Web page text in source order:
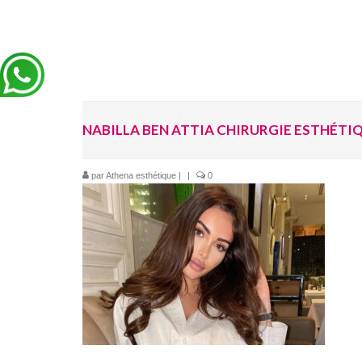
NABILLA BEN ATTIA CHIRURGIE
parAthena esthétique | | 0